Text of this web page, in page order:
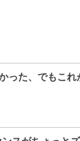
った、でもこれ